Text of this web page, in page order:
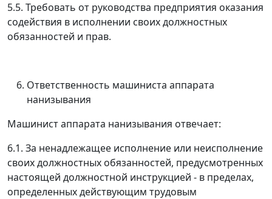
5.5. Требовать от руководства предприятия оказания
содействия в исполнении своих должностных
обязанностей и прав.
Ответственность машиниста аппарата
нанизывания
Машинист аппарата нанизывания отвечает:
6.1. За ненадлежащее исполнение или неисполнение
своих должностных обязанностей, предусмотренных
настоящей должностной инструкцией - в пределах,
определенных действующим трудовым